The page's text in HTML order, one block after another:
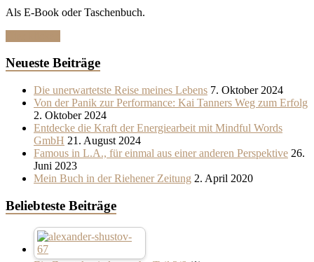
Als E-Book oder Taschenbuch.
Neueste Beiträge
Die unerwartetste Reise meines Lebens 7. Oktober 2024
Von der Panik zur Performance: Kai Tanners Weg zum Erfolg
2. Oktober 2024
Entdecke die Kraft der Energiearbeit mit Mindful Words
GmbH 21. August 2024
Famous in L.A., für einmal aus einer anderen Perspektive 26.
Juni 2023
Mein Buch in der Riehener Zeitung 2. April 2020
Beliebteste Beiträge